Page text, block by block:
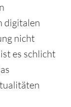
digitalen
nicht
es schlicht